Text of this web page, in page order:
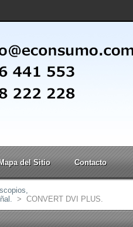
Mapa del Sitio Contacto
> CONVERT DVI PLUS.